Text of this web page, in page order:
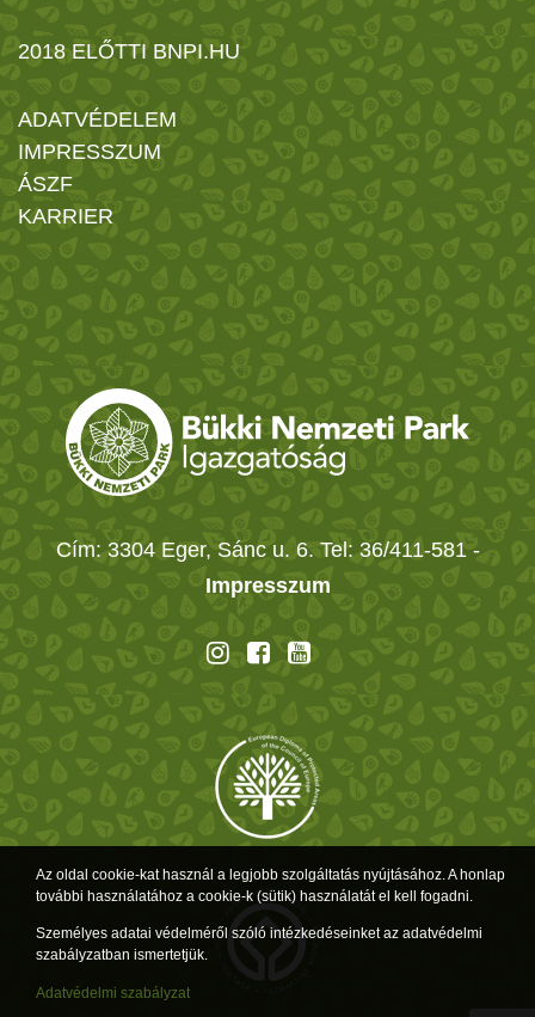
2018 ELŐTTI BNPI.HU
ADATVÉDELEM
IMPRESSZUM
ÁSZF
KARRIER
Cím: 3304 Eger, Sánc u. 6. Tel: 36/411-581 -
Impresszum
Az oldal cookie-kat használ a legjobb szolgáltatás nyújtásához. A honlap
további használatához a cookie-k (sütik) használatát el kell fogadni.
Személyes adatai védelméről szóló intézkedéseinket az adatvédelmi
szabályzatban ismertetjük.
Adatvédelmi szabályzat